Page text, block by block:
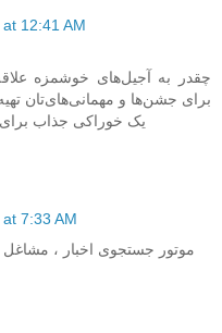
12:41 AM
چقدر به آجیل‌های خوشمزه
برای جشن‌ها و مهمانی‌های‌تان
یک خوراکی جذاب
7:33 AM
موتور جستجوی اخبار ،